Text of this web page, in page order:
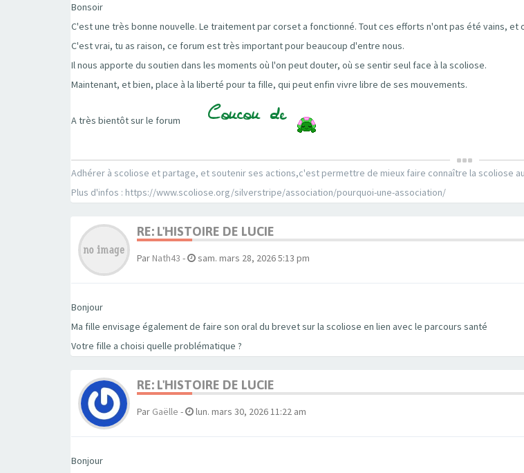
Bonsoir
C'est une très bonne nouvelle. Le traitement par corset a fonctionné. Tout ces efforts n'ont pas été vains, et
C'est vrai, tu as raison, ce forum est très important pour beaucoup d'entre nous.
Il nous apporte du soutien dans les moments où l'on peut douter, où se sentir seul face à la scoliose.
Maintenant, et bien, place à la liberté pour ta fille, qui peut enfin vivre libre de ses mouvements.
A très bientôt sur le forum
Adhérer à scoliose et partage, et soutenir ses actions,c'est permettre de mieux faire connaître la scoliose
Plus d'infos : https://www.scoliose.org/silverstripe/association/pourquoi-une-association/
RE: L'HISTOIRE DE LUCIE
Par Nath43 - sam. mars 28, 2026 5:13 pm
Bonjour
Ma fille envisage également de faire son oral du brevet sur la scoliose en lien avec le parcours santé
Votre fille a choisi quelle problématique ?
RE: L'HISTOIRE DE LUCIE
Par Gaëlle - lun. mars 30, 2026 11:22 am
Bonjour